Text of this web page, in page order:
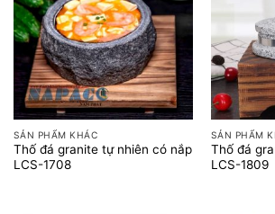
SẢN PHẨM KHÁC
Thố đá granite tự nhiên có nắp
LCS-1708
SẢN PHẨM
Thố đá
LCS-1809